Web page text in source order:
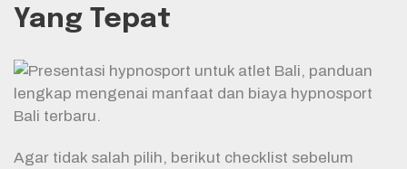
Yang Tepat
Agar tidak salah pilih, berikut checklist sebelum